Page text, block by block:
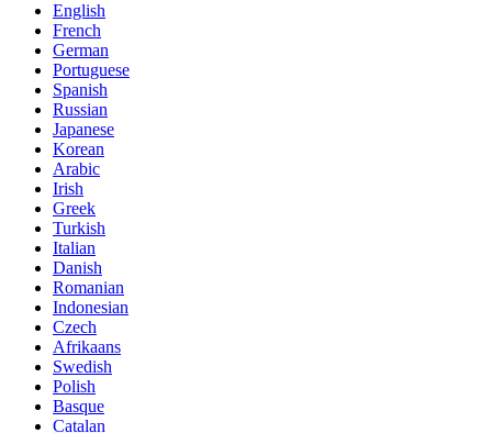
English
French
German
Portuguese
Spanish
Russian
Japanese
Korean
Arabic
Irish
Greek
Turkish
Italian
Danish
Romanian
Indonesian
Czech
Afrikaans
Swedish
Polish
Basque
Catalan